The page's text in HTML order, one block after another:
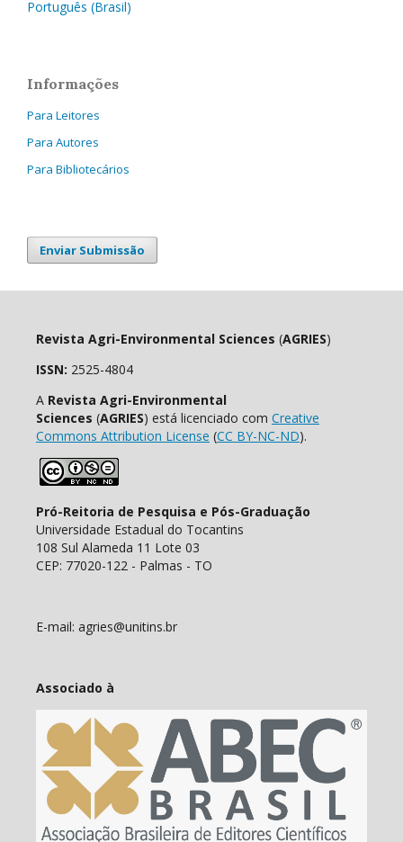
Português (Brasil)
Informações
Para Leitores
Para Autores
Para Bibliotecários
Enviar Submissão
Revista Agri-Environmental Sciences (AGRIES)
ISSN: 2525-4804
A Revista Agri-Environmental
Sciences (AGRIES) está licenciado com Creative
Commons Attribution License (CC BY-NC-ND).
Pró-Reitoria de Pesquisa e Pós-Graduação
Universidade Estadual do Tocantins
108 Sul Alameda 11 Lote 03
CEP: 77020-122 - Palmas - TO
E-mail: agries@unitins.br
Associado à